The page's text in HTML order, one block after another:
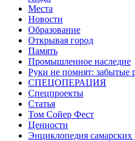
Места
Новости
Образование
Открывая город
Память
Промышленное наследие
Руки не помнят: забытые
СПЕЦОПЕРАЦИЯ
Спецпроекты
Статья
Том Сойер Фест
Ценности
Энциклопедия самарских